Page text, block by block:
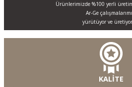
Ürünlerimizde %100 yerli
Ar-Ge
yürütüyor ve
KALİTE